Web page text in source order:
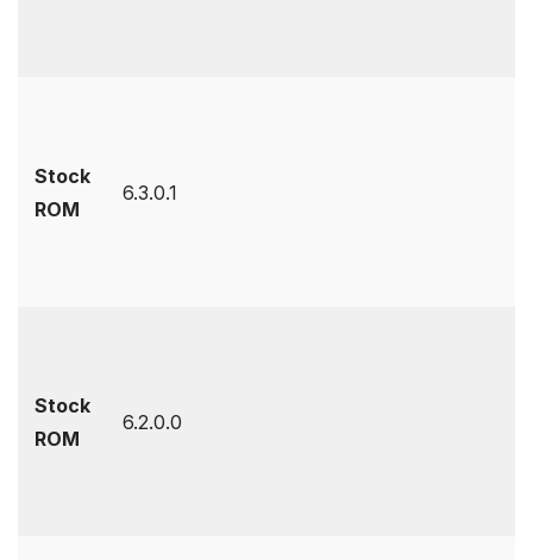
Stock
ROM
6.3.0.1
Stock
ROM
6.2.0.0